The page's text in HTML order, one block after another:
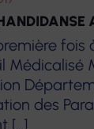
fois
des
[…]